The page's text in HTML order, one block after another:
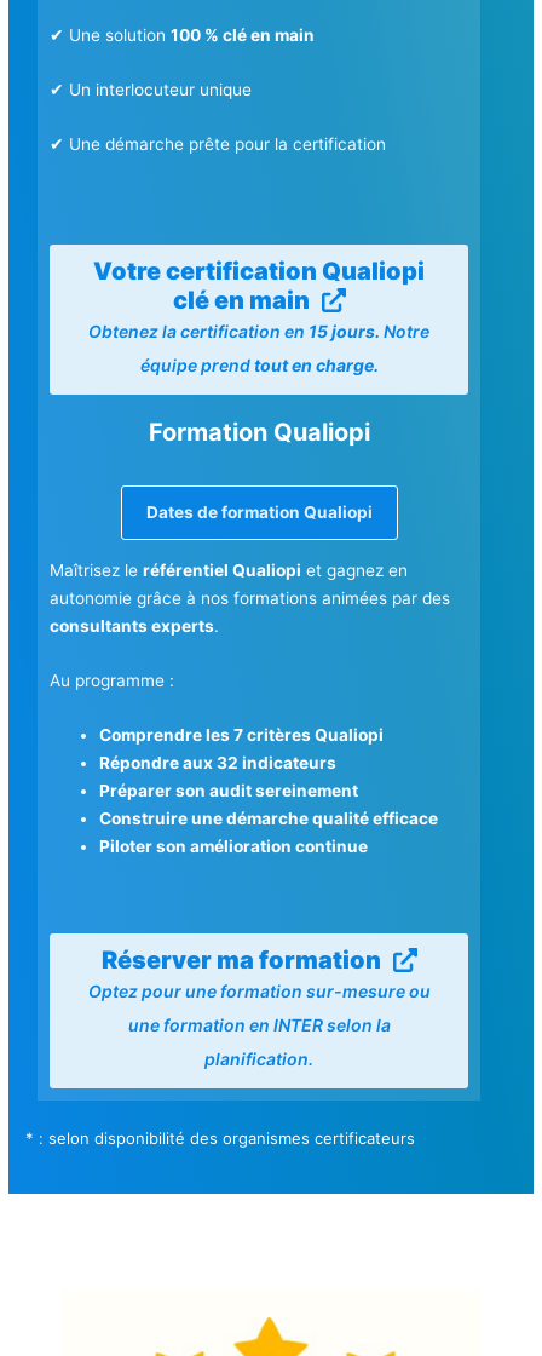
✔ Une solution100 % clé en main
✔ Un interlocuteur unique
✔ Une démarche prête pour la certification
Votre certification Qualiopi
clé en main
Obtenez la certification en 15 jours. Notre
équipe prendtout en charge.
Formation Qualiopi
Dates de formation Qualiopi
Maîtrisez leréférentiel Qualiopi et gagnez en
autonomie grâce à nos formations animées par des
consultants experts.
Au programme :
Comprendre les 7 critères Qualiopi
Répondre aux 32 indicateurs
Préparer son audit sereinement
Construire une démarche qualité efficace
Piloter son amélioration continue
Réserver ma formation
Optez pour une formation sur-mesure ou
une formation en INTER selon la
planification.
* : selon disponibilité des organismes certificateurs